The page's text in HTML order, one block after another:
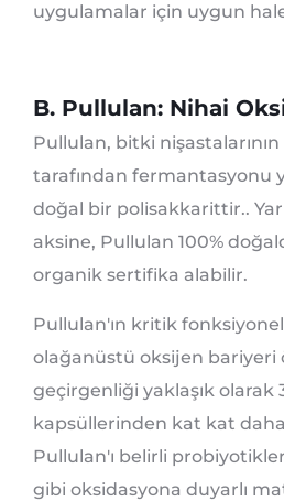
uygulamalar için uygun
B. Pullulan: Nihai
Pullulan, bitki
tarafından fermantasyonu
doğal bir polisakkarittir..
aksine, Pullulan 100%
organik sertifika alabilir.
Pullulan'ın kritik fonksiyonel
olağanüstü oksijen bariyeri
geçirgenliği yaklaşık olarak
kapsüllerinden kat kat
Pullulan'ı belirli
gibi oksidasyona duyarlı